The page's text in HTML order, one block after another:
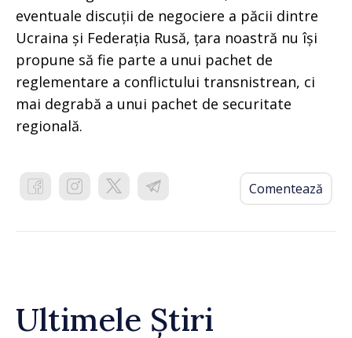
eventuale discuții de negociere a păcii dintre
Ucraina și Federația Rusă, țara noastră nu își
propune să fie parte a unui pachet de
reglementare a conflictului transnistrean, ci
mai degrabă a unui pachet de securitate
regională.
Comentează
Ultimele Știri